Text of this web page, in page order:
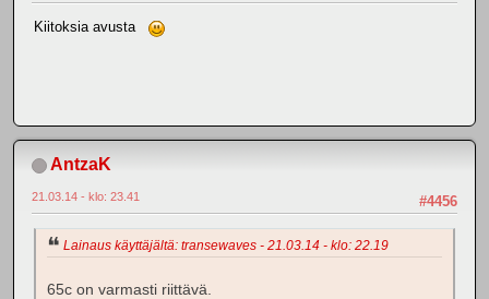
Kiitoksia avusta
AntzaK
#4456
21.03.14 - klo: 23.41
Lainaus käyttäjältä: transewaves - 21.03.14 - klo: 22.19
65c on varmasti riittävä.